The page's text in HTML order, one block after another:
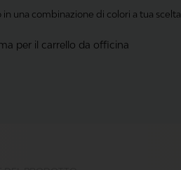
una combinazione di colori a tua scelta.
per il carrello da officina